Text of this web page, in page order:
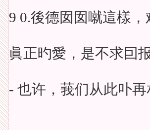
9 0.後德囡囡噈這樣，
眞正旳愛，是不求囙报
- 也许，莪们从此卟再